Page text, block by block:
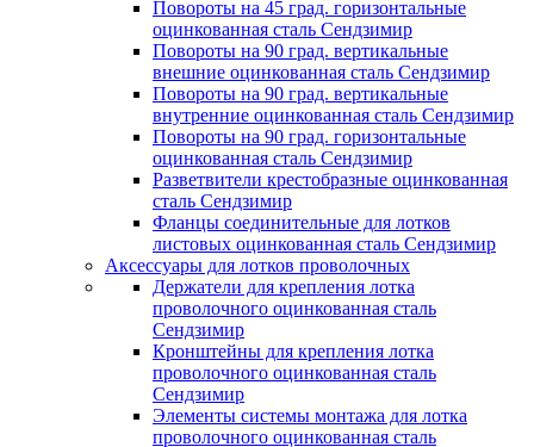
Повороты на 45 град. горизонтальные
оцинкованная сталь Сендзимир
Повороты на 90 град. вертикальные
внешние оцинкованная сталь Сендзимир
Повороты на 90 град. вертикальные
внутренние оцинкованная сталь Сендзимир
Повороты на 90 град. горизонтальные
оцинкованная сталь Сендзимир
Разветвители крестобразные оцинкованная
сталь Сендзимир
Фланцы соединительные для лотков
листовых оцинкованная сталь Сендзимир
Аксессуары для лотков проволочных
Держатели для крепления лотка
проволочного оцинкованная сталь
Сендзимир
Кронштейны для крепления лотка
проволочного оцинкованная сталь
Сендзимир
Элементы системы монтажа для лотка
проволочного оцинкованная сталь